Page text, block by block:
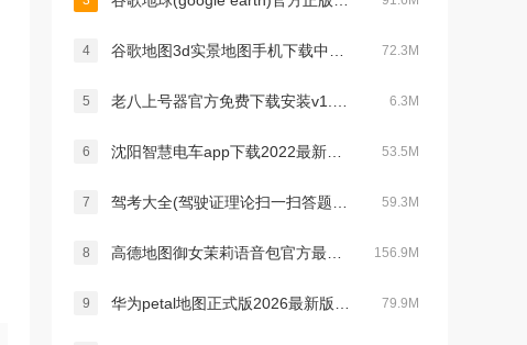
4 72.3M
5 6.3M
6 53.5M
7 59.3M
8 156.9M
9 79.9M